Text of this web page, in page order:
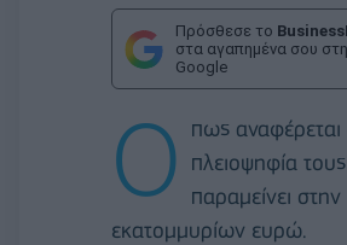
Πρόσθεσε το
στα αγαπημένα σου στη
Google
Ο
πως
πλειοψηφία
παραμείνει
εκατομμυρίων ευρώ.